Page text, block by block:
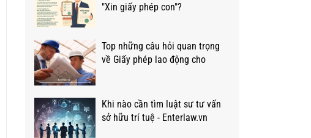
"Xin giấy phép con"?
Top những câu hỏi quan trọng
về Giấy phép lao động cho
Khi nào cần tìm luật sư tư vấn
sở hữu trí tuệ - Enterlaw.vn